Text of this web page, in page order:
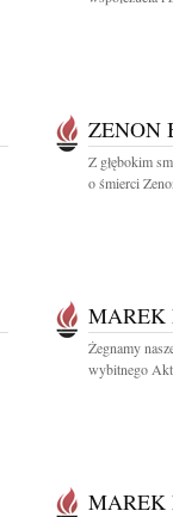
ZENON
Z głębokim
o śmierci
Żegnamy
wybitnego